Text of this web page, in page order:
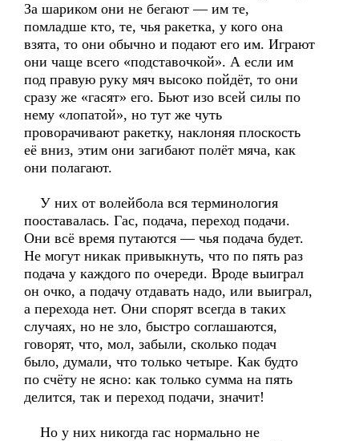
За шариком они не бегают — им те,
помладше кто, те, чья ракетка, у кого она
взята, то они обычно и подают его им. Играют
они чаще всего «подставочкой». А если им
под правую руку мяч высоко пойдёт, то они
сразу же «гасят» его. Бьют изо всей силы по
нему «лопатой», но тут же чуть
проворачивают ракетку, наклоняя плоскость
её вниз, этим они загибают полёт мяча, как
они полагают.
У них от волейбола вся терминология
пооставалась. Гас, подача, переход подачи.
Они всё время путаются — чья подача будет.
Не могут никак привыкнуть, что по пять раз
подача у каждого по очереди. Вроде выиграл
он очко, а подачу отдавать надо, или выиграл,
а перехода нет. Они спорят всегда в таких
случаях, но не зло, быстро соглашаются,
говорят, что, мол, забыли, сколько подач
было, думали, что только четыре. Как будто
по счёту не ясно: как только сумма на пять
делится, так и переход подачи, значит!
Но у них никогда гас нормально не